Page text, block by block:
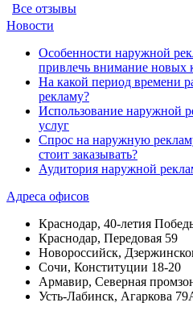
Все отзывы
Новости
Особенности наружной
привлечь внимание новых
На какой период времени
рекламу?
Использование наружной
услуг
Спрос на наружную
стоит заказывать?
Аудитория наружной
Адреса офисов
Краснодар, 40-летия
Краснодар, Передовая 59
Новороссийск,
Сочи, Конституции 18-20
Армавир, Северная
Усть-Лабинск, Агаркова